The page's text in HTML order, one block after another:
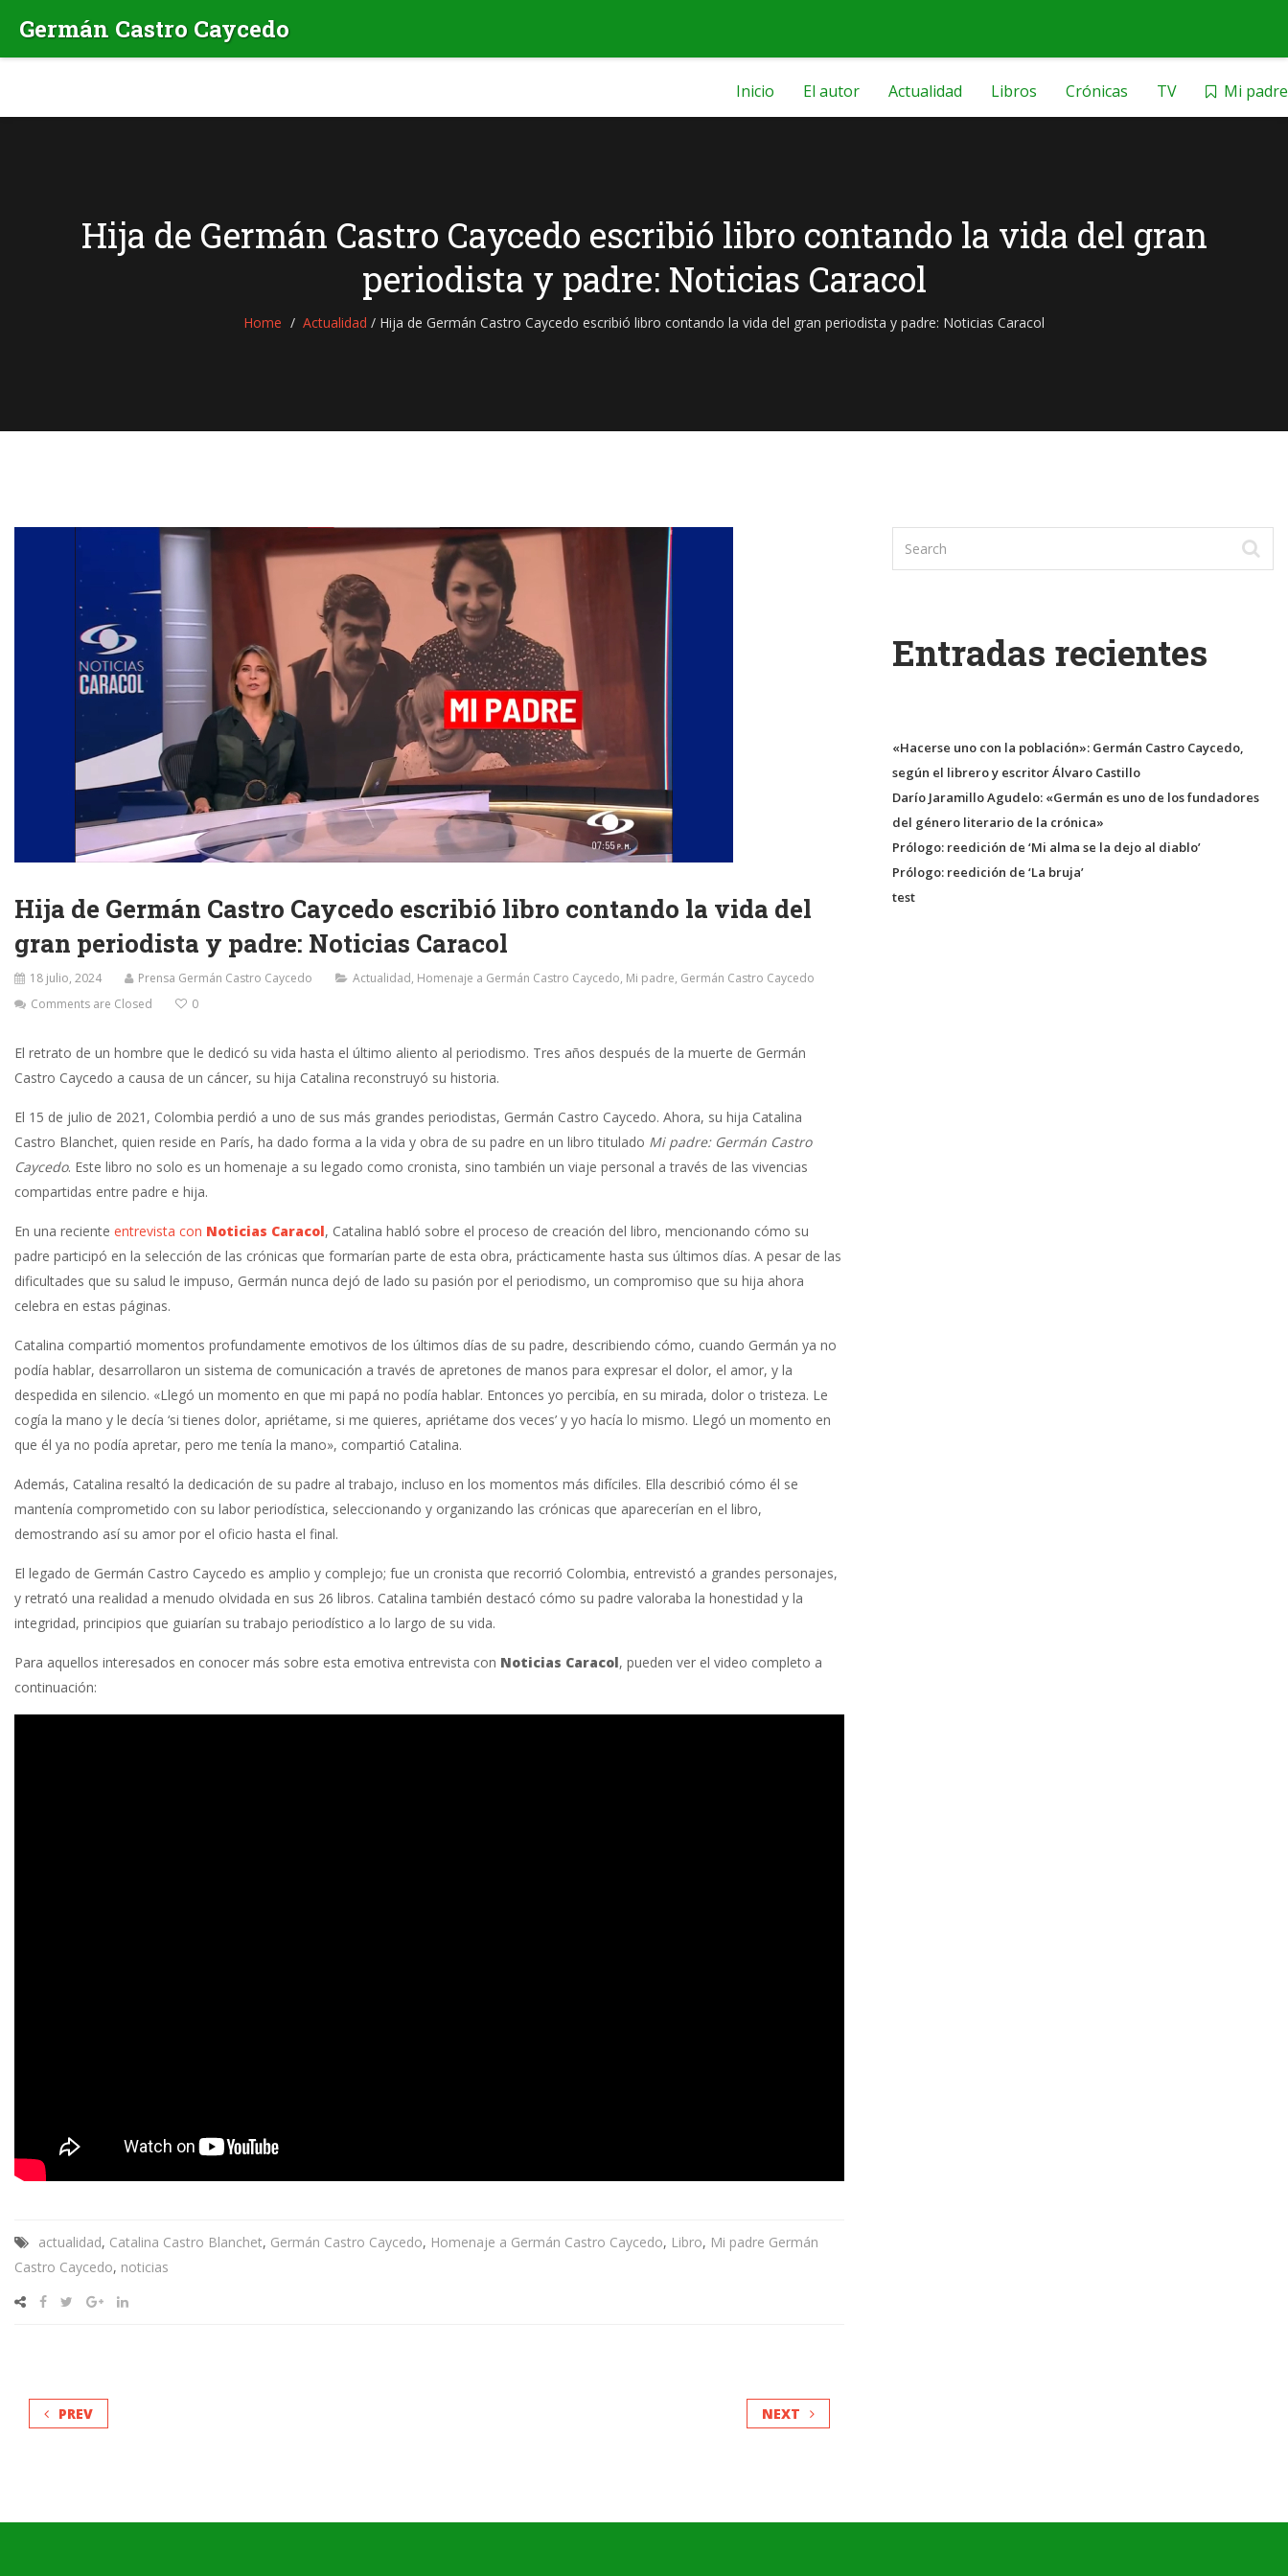
Inicio El autor Actualidad Libros Crónicas TV Mi padre
Hija de Germán Castro Caycedo escribió libro contando la vida del gran
periodista y padre: Noticias Caracol
Home Actualidad / Hija de Germán Castro Caycedo escribió libro contando la vida del gran periodista y padre: Noticias Caracol
Hija de Germán Castro Caycedo escribió libro contando la vida del
gran periodista y padre: Noticias Caracol
18 julio, 2024 Prensa Germán Castro Caycedo Actualidad, Homenaje a Germán Castro Caycedo, Mi padre, Germán Castro Caycedo
Comments are Closed
0
El retrato de un hombre que le dedicó su vida hasta el último aliento al periodismo. Tres años después de la muerte de Germán
Castro Caycedo a causa de un cáncer, su hija Catalina reconstruyó su historia.
El 15 de julio de 2021, Colombia perdió a uno de sus más grandes periodistas, Germán Castro Caycedo. Ahora, su hija Catalina
Castro Blanchet, quien reside en París, ha dado forma a la vida y obra de su padre en un libro titulado Mi padre: Germán Castro
Caycedo. Este libro no solo es un homenaje a su legado como cronista, sino también un viaje personal a través de las vivencias
compartidas entre padre e hija.
En una reciente entrevista con Noticias Caracol, Catalina habló sobre el proceso de creación del libro, mencionando cómo su
padre participó en la selección de las crónicas que formarían parte de esta obra, prácticamente hasta sus últimos días. A pesar de las
dificultades que su salud le impuso, Germán nunca dejó de lado su pasión por el periodismo, un compromiso que su hija ahora
celebra en estas páginas.
Catalina compartió momentos profundamente emotivos de los últimos días de su padre, describiendo cómo, cuando Germán ya no
podía hablar, desarrollaron un sistema de comunicación a través de apretones de manos para expresar el dolor, el amor, y la
despedida en silencio. «Llegó un momento en que mi papá no podía hablar. Entonces yo percibía, en su mirada, dolor o tristeza. Le
cogía la mano y le decía ‘si tienes dolor, apriétame, si me quieres, apriétame dos veces’ y yo hacía lo mismo. Llegó un momento en
que él ya no podía apretar, pero me tenía la mano», compartió Catalina.
Además, Catalina resaltó la dedicación de su padre al trabajo, incluso en los momentos más difíciles. Ella describió cómo él se
mantenía comprometido con su labor periodística, seleccionando y organizando las crónicas que aparecerían en el libro,
demostrando así su amor por el oficio hasta el final.
El legado de Germán Castro Caycedo es amplio y complejo; fue un cronista que recorrió Colombia, entrevistó a grandes personajes,
y retrató una realidad a menudo olvidada en sus 26 libros. Catalina también destacó cómo su padre valoraba la honestidad y la
integridad, principios que guiarían su trabajo periodístico a lo largo de su vida.
Para aquellos interesados en conocer más sobre esta emotiva entrevista con Noticias Caracol, pueden ver el video completo a
continuación:
actualidad, Catalina Castro Blanchet, Germán Castro Caycedo, Homenaje a Germán Castro Caycedo, Libro, Mi padre Germán
Castro Caycedo, noticias
PREV NEXT
Entradas recientes
«Hacerse uno con la población»: Germán Castro Caycedo,
según el librero y escritor Álvaro Castillo
Darío Jaramillo Agudelo: «Germán es uno de los fundadores
del género literario de la crónica»
Prólogo: reedición de ‘Mi alma se la dejo al diablo’
Prólogo: reedición de ‘La bruja’
test